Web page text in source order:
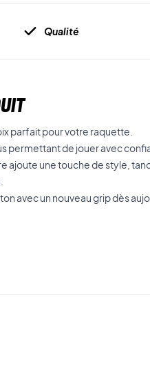
Qualité
parfait pour votre raquette.
permettant de jouer avec
ajoute une touche de style,
avec un nouveau grip dès